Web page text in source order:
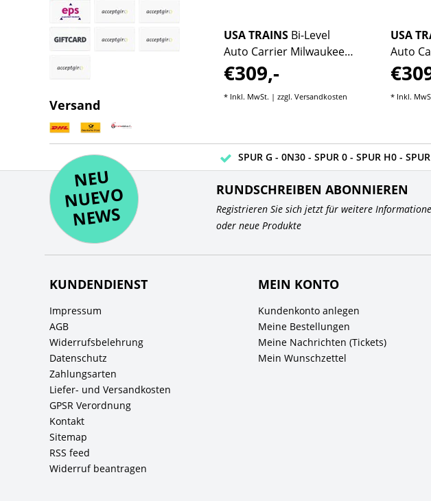
Versand
USA TRAINSBi-Level
Auto Carrier Norfolk &
Western
€309,-
USA TRAINS Bi-Level
Auto Carrier Milwaukee
Road
€309,-
* Inkl. MwSt. | zzgl. Versandkosten
USA
Auto
* Inkl.
SPUR G - 0N30 - SPUR 0 - SPUR H0 -
NE
U
N
UEV
O
NE
WS
RUNDSCHREIBEN ABONNIEREN
Registrieren Sie sich jetzt für weitere
oder neue Produkte
KUNDENDIENST
Impressum
AGB
Widerrufsbelehrung
Datenschutz
Zahlungsarten
Liefer- und Versandkosten
GPSR Verordnung
Kontakt
Sitemap
RSS feed
Widerruf beantragen
MEIN KONTO
Kundenkonto anlegen
Meine Bestellungen
Meine Nachrichten (Tickets)
Mein Wunschzettel